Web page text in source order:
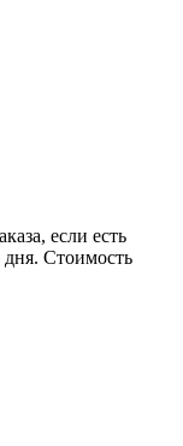
если есть
Стоимость